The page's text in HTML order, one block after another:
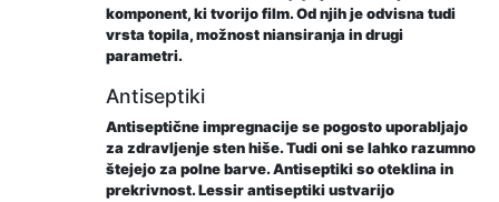
komponent, ki tvorijo film. Od njih je odvisna tudi
vrsta topila, možnost niansiranja in drugi
parametri.
Antiseptiki
Antiseptične impregnacije se pogosto uporabljajo
za zdravljenje sten hiše. Tudi oni se lahko razumno
štejejo za polne barve. Antiseptiki so oteklina in
prekrivnost. Lessir antiseptiki ustvarijo